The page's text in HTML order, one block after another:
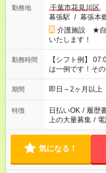
勤務地
千葉市花見川区
幕張駅 / 幕張本
介護施設 ★自
いたします！
勤務時間
【シフト例】
は一例です！そ
期間 即日～2ヶ月以上
特徴 日払いOK / 履歴
上の大量募集 /
気になる！